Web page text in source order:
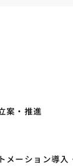
案・推進
メーション導入